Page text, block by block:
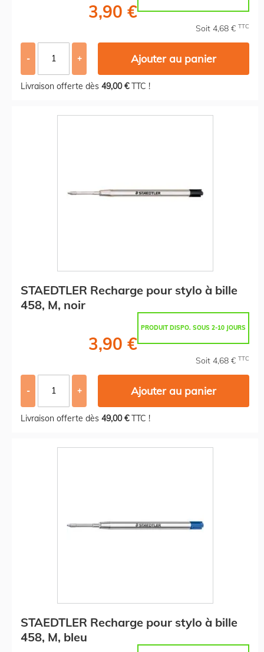
3,90 €
Soit 4,68 € TTC
- + Ajouter au panier
Livraison offerte dès 49,00 €TTC !
STAEDTLER Recharge pour stylo à bille
458, M, noir
PRODUIT DISPO. SOUS 2-10 JOURS
3,90 €
Soit 4,68 € TTC
- + Ajouter au panier
Livraison offerte dès 49,00 €TTC !
STAEDTLER Recharge pour stylo à bille
458, M, bleu